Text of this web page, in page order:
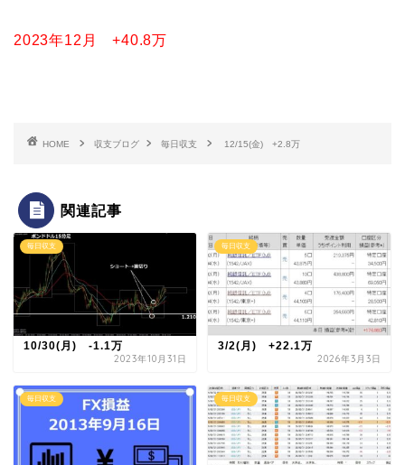
2023年12月 +40.8万
HOME 収支ブログ 毎日収支 12/15(金) +2.8万
関連記事
毎日収支
10/30(月) -1.1万
2023年10月31日
毎日収支
3/2(月) +22.1万
2026年3月3日
毎日収支 毎日収支